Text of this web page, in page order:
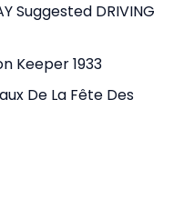
Suggested DRIVING
Keeper 1933
De La Fête Des